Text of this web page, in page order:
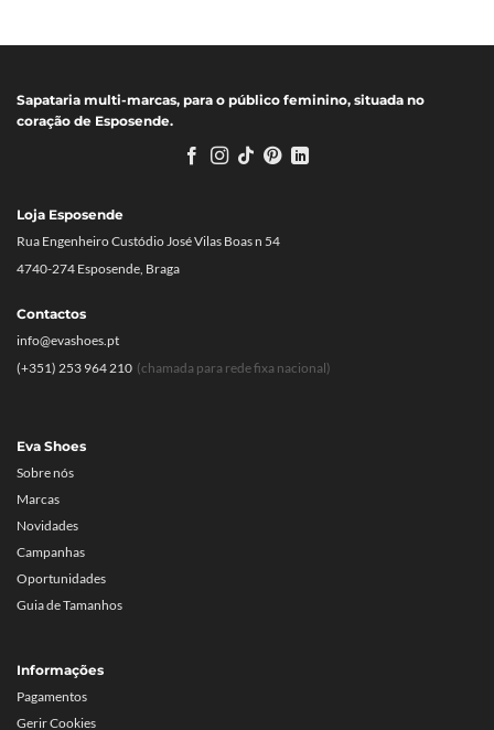
Sapataria multi-marcas, para o público feminino, situada no
coração de Esposende.
Eva Shoes
Sobre nós
Marcas
Novidades
Campanhas
Oportunidades
Guia de Tamanhos
Informações
Pagamentos
Gerir Cookies
Loja Esposende
Rua Engenheiro Custódio José Vilas Boas n 54
4740-274 Esposende, Braga
Contactos
info@evashoes.pt
(+351) 253 964 210 (chamada para rede fixa nacional)